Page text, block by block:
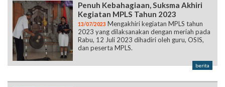
Penuh Kebahagiaan, Suksma Akhiri
Kegiatan MPLS Tahun 2023
13/07/2023 Mengakhiri kegiatan MPLS tahun
2023 yang dilaksanakan dengan meriah pada
Rabu, 12 Juli 2023 dihadiri oleh guru, OSIS,
dan peserta MPLS.
berita